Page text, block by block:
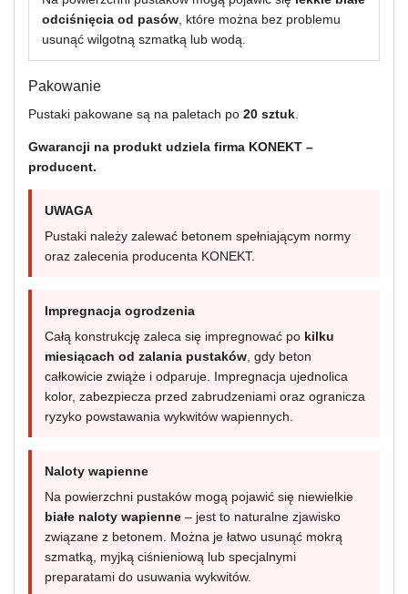
odciśnięcia od pasów , które można bez problemu
usunąć wilgotną szmatką lub wodą.
Pakowanie
Pustaki pakowane są na paletach po 20 sztuk
Gwarancji na produkt udziela firma KONEKT –
producent.
UWAGA
Pustaki należy zalewać betonem spełniającym normy
oraz zalecenia producenta KONEKT.
Impregnacja ogrodzenia
Całą konstrukcję zaleca się impregnować po kilku
miesiącach od zalania pustaków , gdy beton
całkowicie zwiąże i odparuje. Impregnacja ujednolica
kolor, zabezpiecza przed zabrudzeniami oraz ogranicza
ryzyko powstawania wykwitów wapiennych.
Naloty wapienne
Na powierzchni pustaków mogą pojawić się niewielkie
białe naloty wapienne – jest to naturalne zjawisko
związane z betonem. Można je łatwo usunąć mokrą
szmatką, myjką ciśnieniową lub specjalnymi
preparatami do usuwania wykwitów.